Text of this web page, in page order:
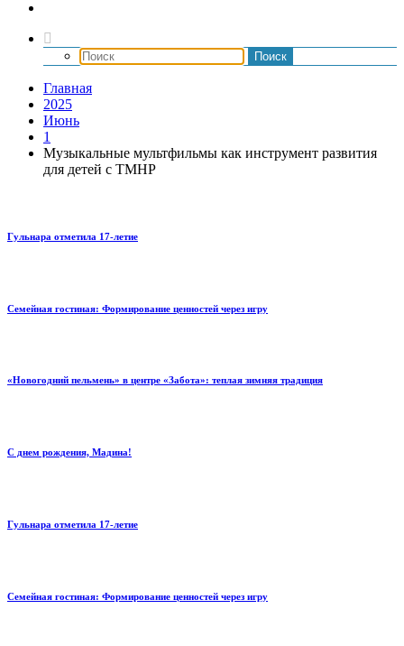
Главная
2025
Июнь
1
Музыкальные мультфильмы как инструмент развития
для детей с ТМНР
Гульнара отметила 17‑летие
Семейная гостиная: Формирование ценностей через игру
«Новогодний пельмень» в центре «Забота»: теплая зимняя традиция
С днем рождения, Мадина!
Гульнара отметила 17‑летие
Семейная гостиная: Формирование ценностей через игру